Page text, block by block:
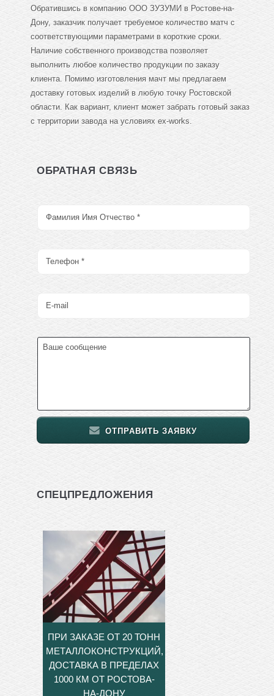
Обратившись в компанию ООО ЗУЗУМИ в Ростове-на-
Дону, заказчик получает требуемое количество матч с
соответствующими параметрами в короткие сроки.
Наличие собственного производства позволяет
выполнить любое количество продукции по заказу
клиента. Помимо изготовления мачт мы предлагаем
доставку готовых изделий в любую точку Ростовской
области. Как вариант, клиент может забрать готовый заказ
с территории завода на условиях ex-works.
ОБРАТНАЯ СВЯЗЬ
ОТПРАВИТЬ ЗАЯВКУ
СПЕЦПРЕДЛОЖЕНИЯ
ПРИ ЗАКАЗЕ ОТ 20 ТОНН
МЕТАЛЛОКОНСТРУКЦИЙ,
ДОСТАВКА В ПРЕДЕЛАХ
1000 КМ ОТ РОСТОВА-
НА-ДОНУ